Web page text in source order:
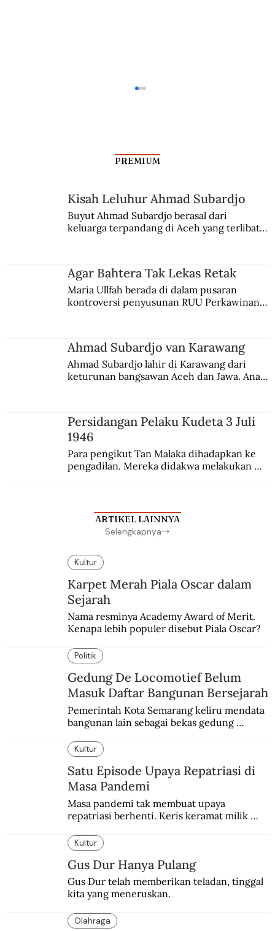
Aceh Dibantu Turki Menaklukkan Aru
PREMIUM
Kisah Leluhur Ahmad Subardjo
Buyut Ahmad Subardjo berasal dari
keluarga terpandang di Aceh yang terlibat
Agar Bahtera Tak Lekas Retak
Maria Ullfah berada di dalam pusaran
kontroversi penyusunan RUU Perkawinan.
Ahmad Subardjo van Karawang
Ahmad Subardjo lahir di Karawang dari
keturunan bangsawan Aceh dan Jawa. Anak
Persidangan Pelaku Kudeta 3 Juli
1946
Para pengikut Tan Malaka dihadapkan ke
pengadilan. Mereka didakwa melakukan
ARTIKEL LAINNYA
Selengkapnya
Kultur
Karpet Merah Piala Oscar dalam
Sejarah
Nama resminya Academy Award of Merit.
Kenapa lebih populer disebut Piala Oscar?
Politik
Gedung De Locomotief Belum
Masuk Daftar Bangunan Bersejarah
Pemerintah Kota Semarang keliru mendata
bangunan lain sebagai bekas gedung
Kultur
Satu Episode Upaya Repatriasi di
Masa Pandemi
Masa pandemi tak membuat upaya
repatriasi berhenti. Keris keramat milik
di periode yang sulit.
Kultur
Gus Dur Hanya Pulang
Gus Dur telah memberikan teladan, tinggal
kita yang meneruskan.
Olahraga